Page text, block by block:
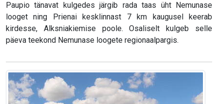
Paupio tänavat kulgedes järgib rada taas üht Nemunase
looget ning Prienai kesklinnast 7 km kaugusel keerab
kirdesse, Alksniakiemise poole. Osaliselt kulgeb selle
päeva teekond Nemunase loogete regionaalpargis.